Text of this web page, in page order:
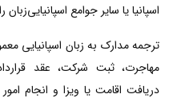
اسپانیا یا سایر جوامع اسپانیایی‌زبان
ترجمه مدارک به زبان اسپانیایی
مهاجرت، ثبت شرکت، عقد
دریافت اقامت یا ویزا و انجام